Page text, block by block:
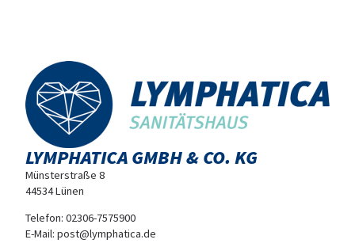
LYMPHATICA GMBH & CO. KG
Münsterstraße 8
44534 Lünen
Telefon: 02306-7575900
E-Mail: post@lymphatica.de